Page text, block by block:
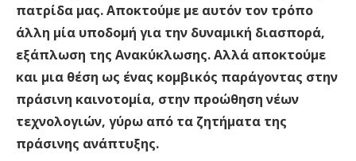
πατρίδα μας. Αποκτούμε με αυτόν τον τρόπο
άλλη μία υποδομή για την δυναμική διασπορά,
εξάπλωση της Ανακύκλωσης. Αλλά αποκτούμε
και μια θέση ως ένας κομβικός παράγοντας στην
πράσινη καινοτομία, στην προώθηση νέων
τεχνολογιών, γύρω από τα ζητήματα της
πράσινης ανάπτυξης.